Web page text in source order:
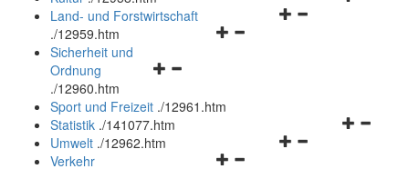
Navigationsmenü
Navigationsmenü
Land- und Forstwirtschaft
./12959.htm
Navigationsmenü
und
schließen
Sicherheit und
Ordnung
./12960.htm
Sport und Freizeit ./12961.htm
Navigationsmenü
Statistik ./141077.htm
Navigationsmenü
Umwelt ./12962.htm
Verkehr